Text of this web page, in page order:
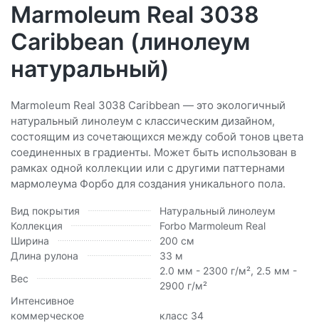
Marmoleum Real 3038
Caribbean (линолеум
натуральный)
Marmoleum Real 3038 Caribbean — это экологичный
натуральный линолеум с классическим дизайном,
состоящим из сочетающихся между собой тонов цвета
соединенных в градиенты. Может быть использован в
рамках одной коллекции или с другими паттернами
мармолеума Форбо для создания уникального пола.
Вид покрытия
Натуральный линолеум
Коллекция
Forbo Marmoleum Real
Ширина
200 см
Длина рулона
33 м
Вес
2.0 мм - 2300 г/м², 2.5 мм -
2900 г/м²
Интенсивное
коммерческое
класс 34